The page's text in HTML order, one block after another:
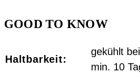
GOOD TO KNOW
Haltbarkeit:
gekühlt
min. 10